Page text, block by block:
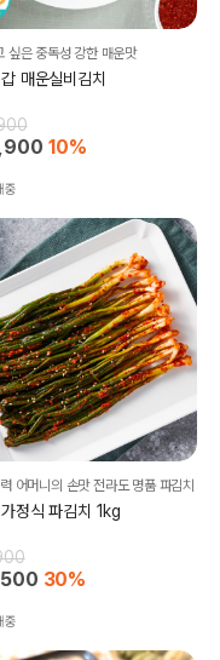
싶은 중독성 강한 매운맛
매운실비김치
10%
중
어머니의 손맛 전라도 명품 파김치
정식 파김치 1kg
30%
중